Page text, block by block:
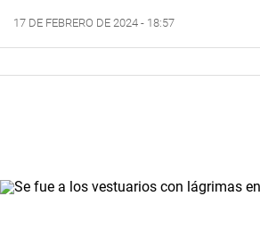
17 DE FEBRERO DE 2024 - 18:57